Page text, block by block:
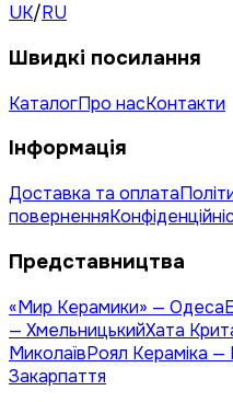
UK/RU
Швидкі посилання
КаталогПро насКонтакти
Інформація
Доставка та оплата
повернення
Представництва
«Мир Керамики» — Одеса
— ХмельницькийХата
МиколаївРоял Кераміка —
Закарпаття